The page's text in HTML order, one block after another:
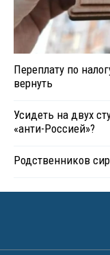
Переплату по
вернуть
Усидеть на двух
«анти-Россией»?
Родственников